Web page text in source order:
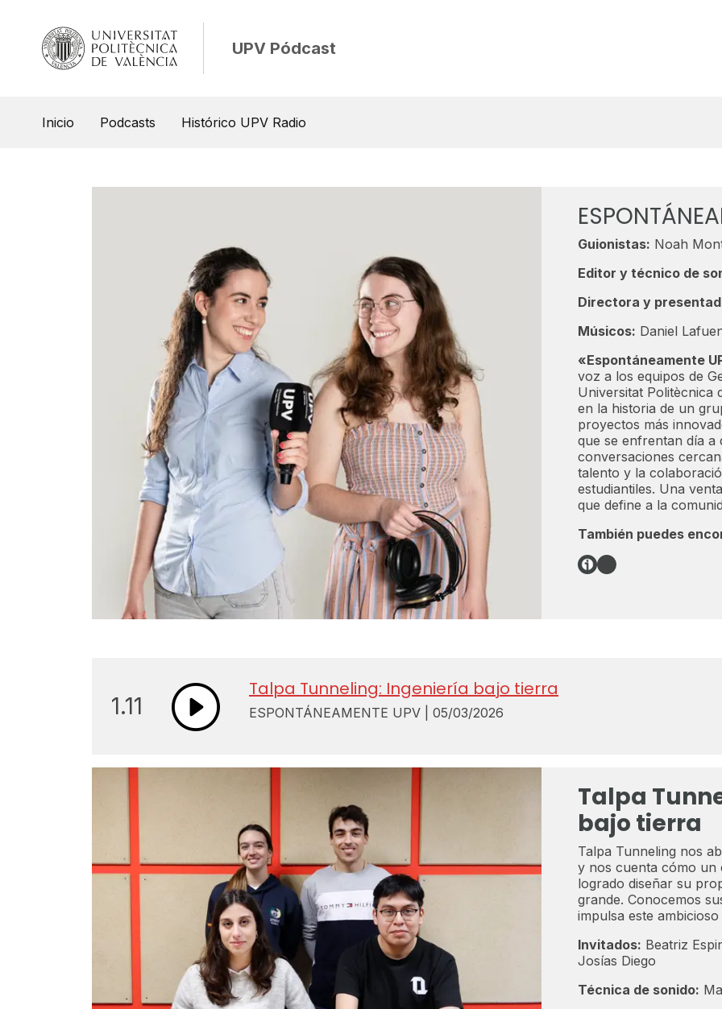
UPV Pódcast
Inicio Podcasts Histórico UPV Radio
Guionistas: Noah
Editor y técnico de
Directora y
Músicos: Daniel
«Espontáneamente
voz a los equipos de
Universitat Politècnica
en la historia de un
proyectos más
que se enfrentan día a
conversaciones
talento y la
estudiantiles. Una
que define a la
También puedes
Enlace Spotify
1.11
Talpa Tunneling: Ingeniería bajo tierra
ESPONTÁNEAMENTE UPV | 05/03/2026
Talpa
bajo tierra
Talpa Tunneling nos
y nos cuenta cómo un
logrado diseñar su
grande. Conocemos
impulsa este
Invitados: Beatriz
Josías Diego
Técnica de sonido: